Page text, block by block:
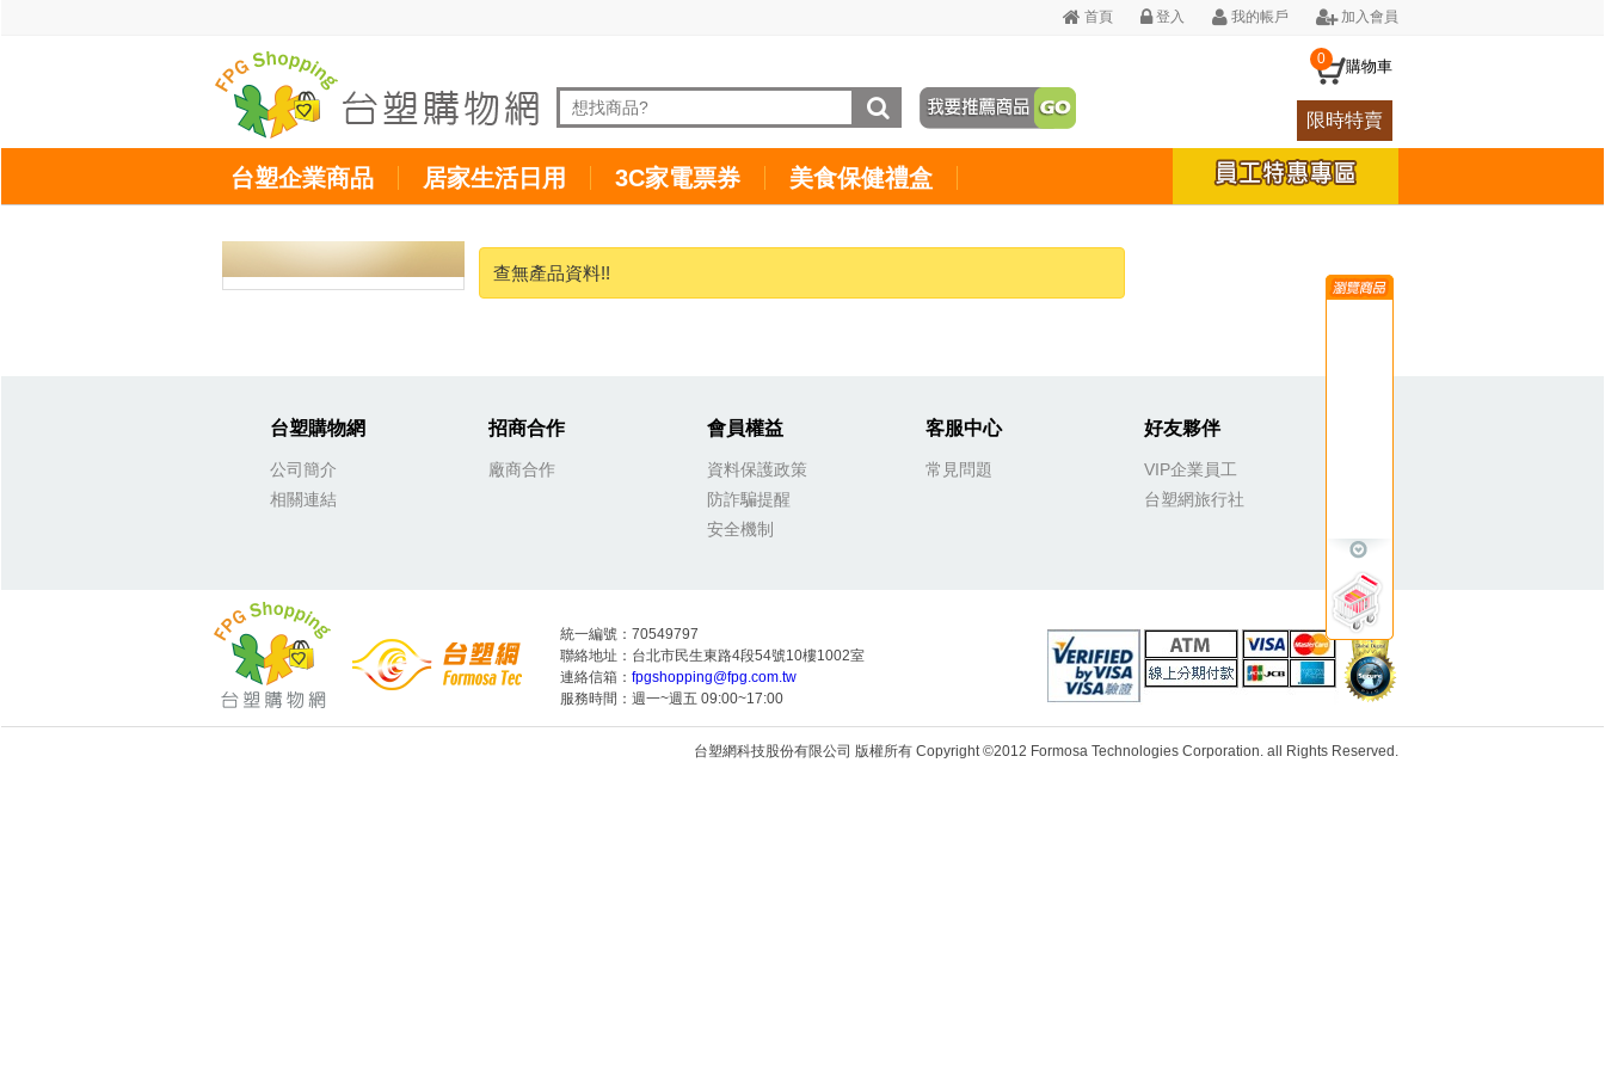
首頁 登入 我的帳戶 加入會員
0 購物車
限時特賣
台塑企業商品 居家生活日用 3C家電票券 美食保健禮盒
查無產品資料!!
台塑購物網
公司簡介
相關連結
招商合作
廠商合作
會員權益
資料保護政策
防詐騙提醒
安全機制
客服中心
常見問題
好友夥伴
VIP企業員工
台塑網旅行社
統一編號：70549797
聯絡地址：台北市民生東路4段54號10樓1002室
連絡信箱： fpgshopping@fpg.com.tw
服務時間：週一~週五 09:00~17:00
台塑網科技股份有限公司 版權所有 Copyright ©2012 Formosa Technologies Corporation. all Rights Reserved.